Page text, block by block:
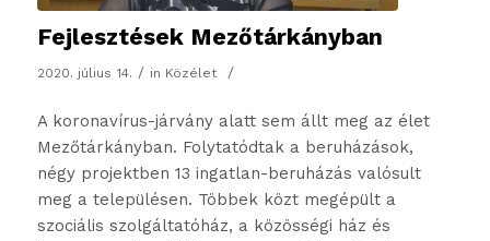
Fejlesztések Mezőtárkányban
2020. július 14. / in Közélet /
A koronavírus-járvány alatt sem állt meg az élet
Mezőtárkányban. Folytatódtak a beruházások,
négy projektben 13 ingatlan-beruházás valósult
meg a településen. Többek közt megépült a
szociális szolgáltatóház, a közösségi ház és